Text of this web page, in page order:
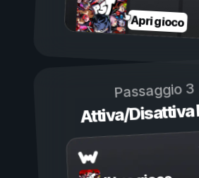
Apri gioco
Passaggio 3
Attiva/Disattiva